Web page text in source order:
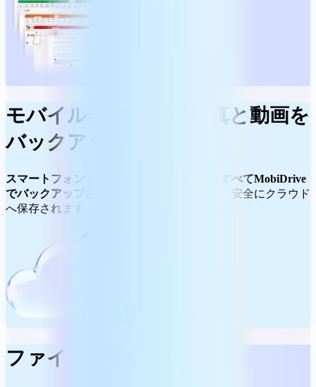
モバイルデバイスの写真と動画を
バックアップ
スマートフォンで撮影した写真や動画は、すべてMobiDrive
でバックアップされます。
撮影した瞬間に、安全にクラウド
へ保存されます。
ファイルを手軽に共有